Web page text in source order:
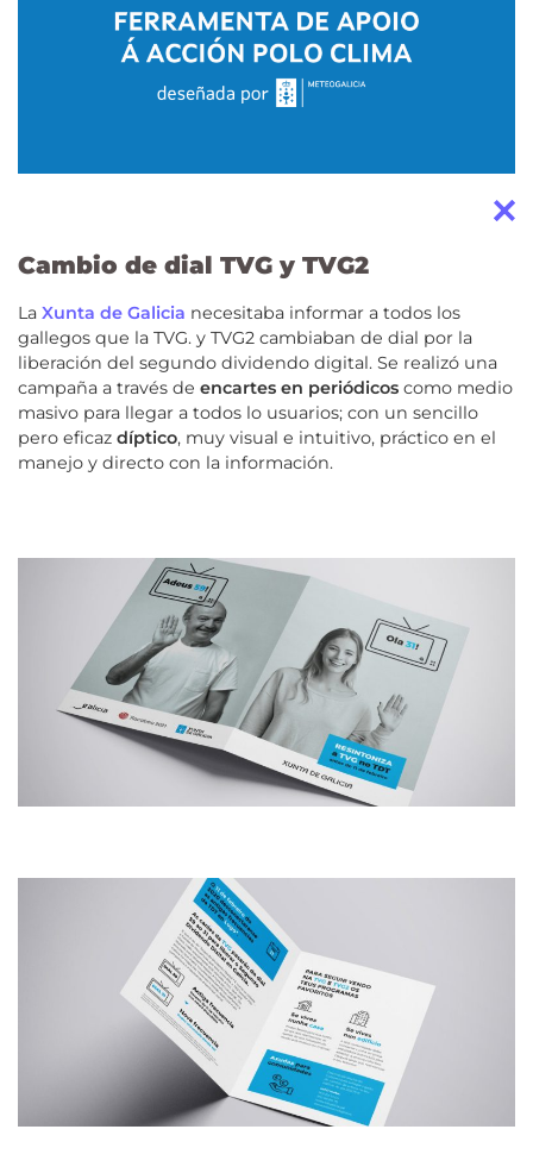
Cambio de dial TVG y TVG2
La Xunta de Galicia necesitaba informar a todos los
gallegos que la TVG. y TVG2 cambiaban de dial por la
liberación del segundo dividendo digital. Se realizó una
campaña a través de encartes en periódicos como medio
masivo para llegar a todos lo usuarios; con un sencillo
pero eficaz díptico, muy visual e intuitivo, práctico en el
manejo y directo con la información.